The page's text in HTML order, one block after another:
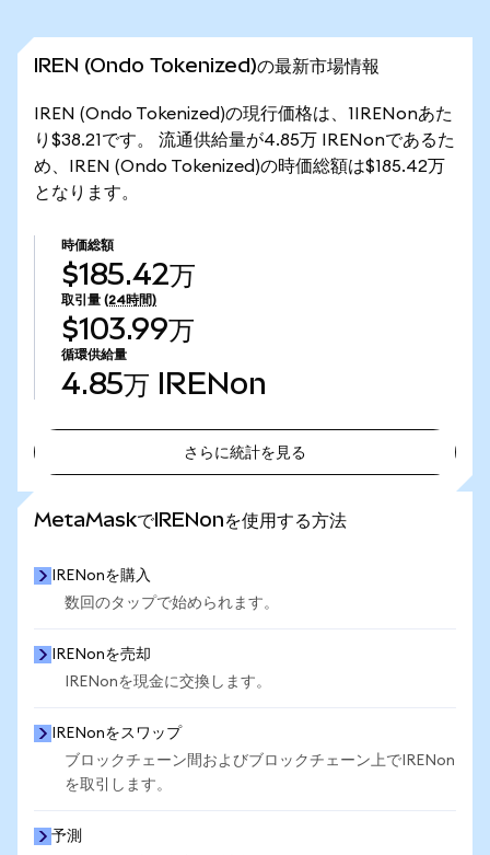
IREN (Ondo Tokenized)の最新市場情報
IREN (Ondo Tokenized)の現行価格は、1IRENonあた
り$38.21です。 流通供給量が4.85万 IRENonであるた
め、IREN (Ondo Tokenized)の時価総額は$185.42万
となります。
時価総額
$185.42万
取引量 (24時間)
$103.99万
循環供給量
4.85万 IRENon
さらに統計を見る
MetaMaskでIRENonを使用する方法
IRENonを購入
数回のタップで始められます。
IRENonを売却
IRENonを現金に交換します。
IRENonをスワップ
ブロックチェーン間およびブロックチェーン上でIRENon
を取引します。
予測